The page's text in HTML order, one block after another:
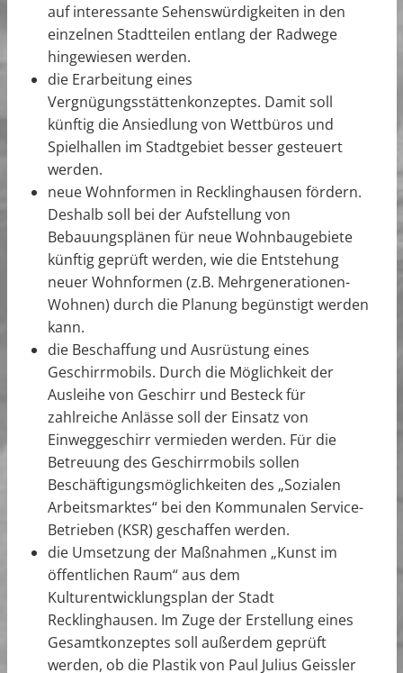
auf interessante Sehenswürdigkeiten in den
einzelnen Stadtteilen entlang der Radwege
hingewiesen werden.
die Erarbeitung eines
Vergnügungsstättenkonzeptes. Damit soll
künftig die Ansiedlung von Wettbüros und
Spielhallen im Stadtgebiet besser gesteuert
werden.
neue Wohnformen in Recklinghausen fördern.
Deshalb soll bei der Aufstellung von
Bebauungsplänen für neue Wohnbaugebiete
künftig geprüft werden, wie die Entstehung
neuer Wohnformen (z.B. Mehrgenerationen-
Wohnen) durch die Planung begünstigt werden
kann.
die Beschaffung und Ausrüstung eines
Geschirrmobils. Durch die Möglichkeit der
Ausleihe von Geschirr und Besteck für
zahlreiche Anlässe soll der Einsatz von
Einweggeschirr vermieden werden. Für die
Betreuung des Geschirrmobils sollen
Beschäftigungsmöglichkeiten des „Sozialen
Arbeitsmarktes“ bei den Kommunalen Service-
Betrieben (KSR) geschaffen werden.
die Umsetzung der Maßnahmen „Kunst im
öffentlichen Raum“ aus dem
Kulturentwicklungsplan der Stadt
Recklinghausen. Im Zuge der Erstellung eines
Gesamtkonzeptes soll außerdem geprüft
werden, ob die Plastik von Paul Julius Geissler